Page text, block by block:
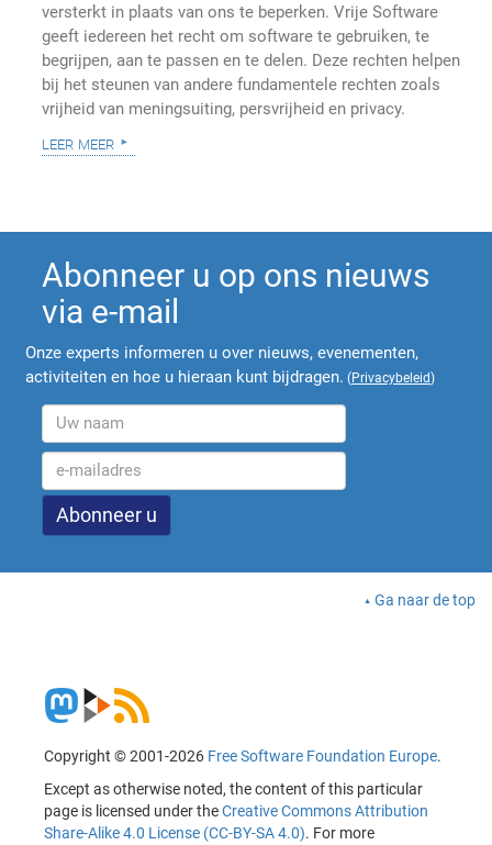
versterkt in plaats van ons te beperken. Vrije Software
geeft iedereen het recht om software te gebruiken, te
begrijpen, aan te passen en te delen. Deze rechten helpen
bij het steunen van andere fundamentele rechten zoals
vrijheid van meningsuiting, persvrijheid en privacy.
leer meer
Abonneer u op ons nieuws
via e-mail
Onze experts informeren u over nieuws, evenementen,
activiteiten en hoe u hieraan kunt bijdragen. (Privacybeleid)
Ga naar de top
Copyright © 2001-2026 Free Software Foundation Europe.
Except as otherwise noted, the content of this particular
page is licensed under theCreative Commons Attribution
Share-Alike 4.0 License (CC-BY-SA 4.0). For more